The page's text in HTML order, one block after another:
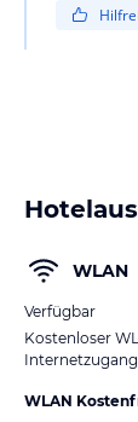
WLAN
Verfügbar
Kostenloser
WLAN